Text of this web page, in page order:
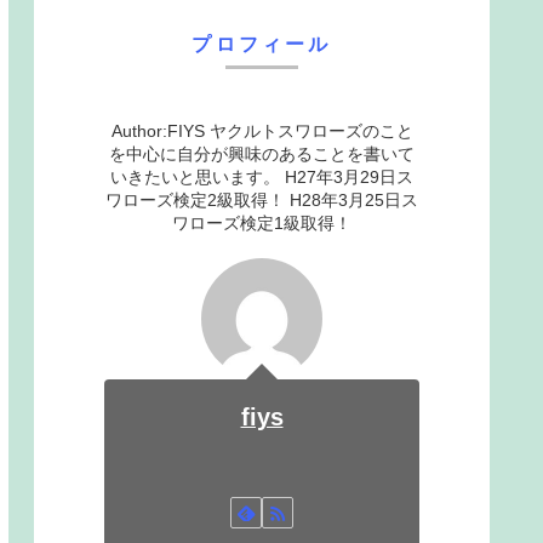
プロフィール
Author:FIYS ヤクルトスワローズのこと
を中心に自分が興味のあることを書いて
いきたいと思います。 H27年3月29日ス
ワローズ検定2級取得！ H28年3月25日ス
ワローズ検定1級取得！
fiys